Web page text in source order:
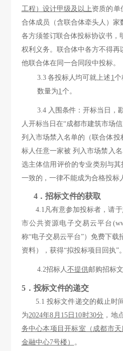
工程）设计甲级及以上资质的单
合体成员（含联合体牵头人）家
各方须签订联合体投标协议书，
权利义务。联合体中各方不得再
他联合体在同一合同段中投标。
3.3 各投标人均可就上述 1个
数量为1个。
3.4 入围条件：开标当日，
人开标当日在“成都市建筑市场信
列入市场禁入名单的（联合体投
标人任意一家被 列入市场禁入
选主体信用评价的专业类别与其
一致的，一律不能成为合格投标
4．招标文件的获取
4.1 凡有意参加投标者，请于
市公共资源电子交易云平台
称“电子交易云平台”）免费下载
资料），获得“拟投标项目回执”。
4.2招标人不提供邮购招标文
5．投标文件的递交
5.1 投标文件递交的截止时
为2024年8 月 15日 10 时30分 ， 地
务中心本项目开标室（成都市
金融中心7号楼）
。